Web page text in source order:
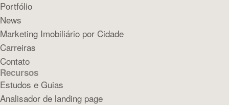
Portfólio
News
Marketing Imobiliário por Cidade
Carreiras
Contato
Recursos
Estudos e Guias
Analisador de landing page